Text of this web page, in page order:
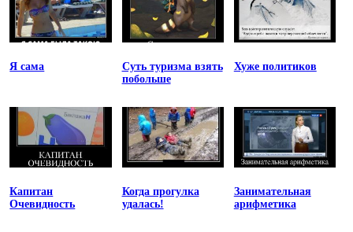
Я сама
Суть туризма взять
побольше
Хуже политиков
Капитан
Очевидность
Когда прогулка
удалась!
Занимательная
арифметика